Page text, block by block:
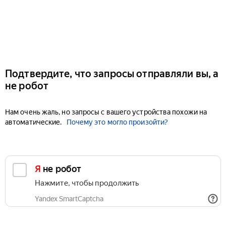
Подтвердите, что запросы отправляли вы, а
не робот
Нам очень жаль, но запросы с вашего устройства похожи на
автоматические.
Почему это могло произойти?
Я не робот
Нажмите, чтобы продолжить
Yandex SmartCaptcha